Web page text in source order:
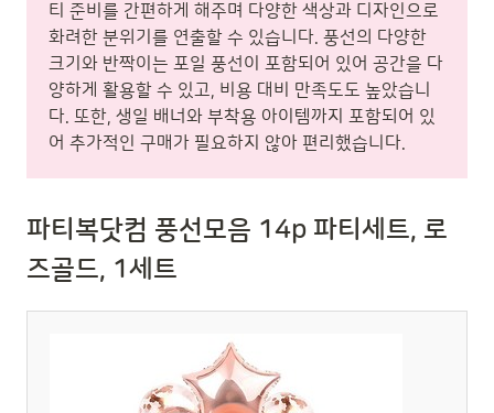
티 준비를 간편하게 해주며 다양한 색상과 디자인으로
화려한 분위기를 연출할 수 있습니다. 풍선의 다양한
크기와 반짝이는 포일 풍선이 포함되어 있어 공간을 다
양하게 활용할 수 있고, 비용 대비 만족도도 높았습니
다. 또한, 생일 배너와 부착용 아이템까지 포함되어 있
어 추가적인 구매가 필요하지 않아 편리했습니다.
파티복닷컴 풍선모음 14p 파티세트, 로
즈골드, 1세트